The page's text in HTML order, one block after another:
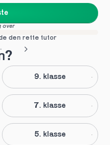
over
den rette tutor
9. klasse
7. klasse
5. klasse